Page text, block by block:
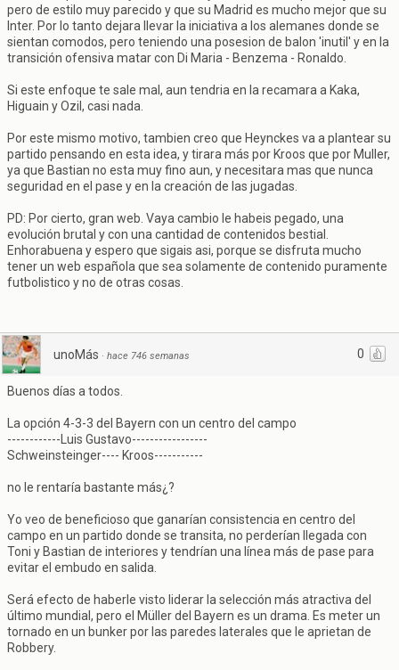
pero de estilo muy parecido y que su Madrid es mucho mejor que su
Inter. Por lo tanto dejara llevar la iniciativa a los alemanes donde se
sientan comodos, pero teniendo una posesion de balon 'inutil' y en la
transición ofensiva matar con Di Maria - Benzema - Ronaldo.
Si este enfoque te sale mal, aun tendria en la recamara a Kaka,
Higuain y Ozil, casi nada.
Por este mismo motivo, tambien creo que Heynckes va a plantear su
partido pensando en esta idea, y tirara más por Kroos que por Muller,
ya que Bastian no esta muy fino aun, y necesitara mas que nunca
seguridad en el pase y en la creación de las jugadas.
PD: Por cierto, gran web. Vaya cambio le habeis pegado, una
evolución brutal y con una cantidad de contenidos bestial.
Enhorabuena y espero que sigais asi, porque se disfruta mucho
tener un web española que sea solamente de contenido puramente
futbolistico y no de otras cosas.
0
unoMás · hace 746 semanas
Buenos días a todos.
La opción 4-3-3 del Bayern con un centro del campo
------------Luis Gustavo-----------------
Schweinsteinger---- Kroos-----------
no le rentaría bastante más¿?
Yo veo de beneficioso que ganarían consistencia en centro del
campo en un partido donde se transita, no perderían llegada con
Toni y Bastian de interiores y tendrían una línea más de pase para
evitar el embudo en salida.
Será efecto de haberle visto liderar la selección más atractiva del
último mundial, pero el Müller del Bayern es un drama. Es meter un
tornado en un bunker por las paredes laterales que le aprietan de
Robbery.